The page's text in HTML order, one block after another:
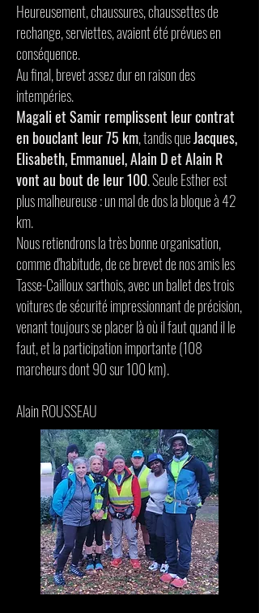
Heureusement, chaussures, chaussettes de
rechange, serviettes, avaient été prévues en
conséquence.
Au final, brevet assez dur en raison des
intempéries.
Magali et Samir remplissent leur contrat
en bouclant leur 75 km, tandis queJacques,
Elisabeth, Emmanuel, Alain D et Alain R
vont au bout de leur 100. Seule Esther est
plus malheureuse : un mal de dos la bloque à 42
km.
Nous retiendrons la très bonne organisation,
comme d'habitude, de ce brevet de nos amis les
Tasse-Cailloux sarthois, avec un ballet des trois
voitures de sécurité impressionnant de précision,
venant toujours se placer là où il faut quand il le
faut, et la participation importante (108
marcheurs dont 90 sur 100 km).
Alain ROUSSEAU